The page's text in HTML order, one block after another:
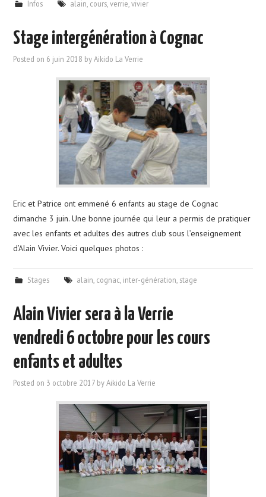
Infos alain, cours,verrie,vivier
Stage intergénération à Cognac
Posted on 6 juin 2018 byAikido La Verrie
Eric et Patrice ont emmené 6 enfants au stage de Cognac
dimanche 3 juin. Une bonne journée qui leur a permis de pratiquer
avec les enfants et adultes des autres club sous l’enseignement
d’Alain Vivier. Voici quelques photos :
Stages alain, cognac, inter-génération, stage
Alain Vivier sera à la Verrie
vendredi 6 octobre pour les cours
enfants et adultes
Posted on 3 octobre 2017 byAikido La Verrie